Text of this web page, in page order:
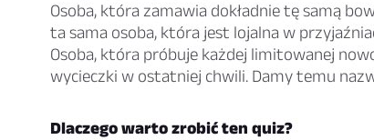
Osoba, która zamawia dokładnie tę samą
ta sama osoba, która jest lojalna w
Osoba, która próbuje każdej limitowanej
wycieczki w ostatniej chwili. Damy temu
Dlaczego warto zrobić ten quiz?